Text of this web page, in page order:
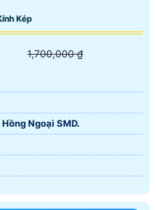
Kép
1,700,000 ₫
Ngoại SMD.